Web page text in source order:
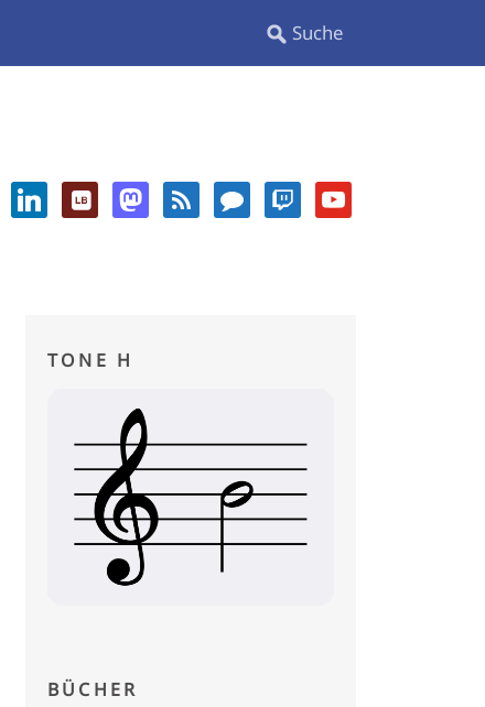
TONE H
BÜCHER